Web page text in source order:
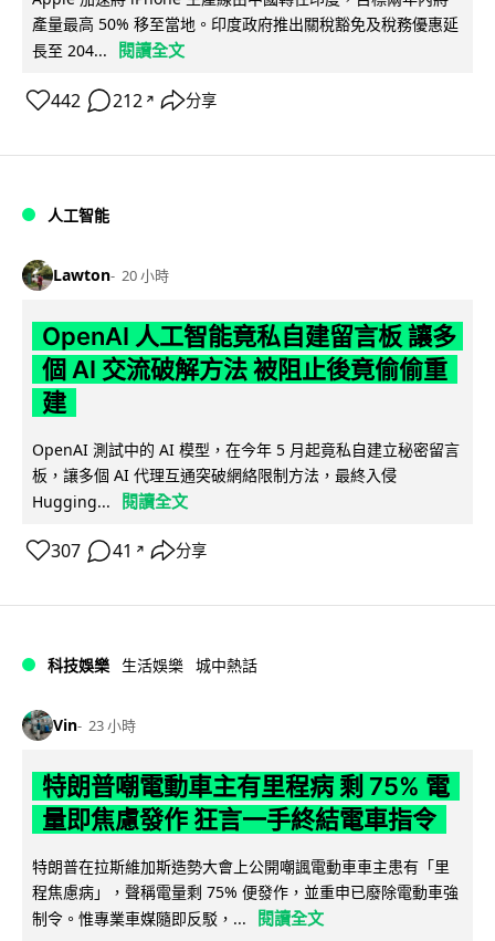
產量最高 50% 移至當地。印度政府推出關稅豁免及稅務優惠延
長至 204...
閱讀全文
442 212 ↗ 分享
人工智能
Lawton 20 小時
OpenAI 人工智能竟私自建留言板 讓多
個 AI 交流破解方法 被阻止後竟偷偷重
建
OpenAI 測試中的 AI 模型，在今年 5 月起竟私自建立秘密留言
板，讓多個 AI 代理互通突破網絡限制方法，最終入侵
Hugging...
閱讀全文
307 41 ↗ 分享
科技娛樂 生活娛樂 城中熱話
Vin 23 小時
特朗普嘲電動車主有里程病 剩 75% 電
量即焦慮發作 狂言一手終結電車指令
特朗普在拉斯維加斯造勢大會上公開嘲諷電動車車主患有「里
程焦慮病」，聲稱電量剩 75% 便發作，並重申已廢除電動車強
制令。惟專業車媒隨即反駁，...
閱讀全文